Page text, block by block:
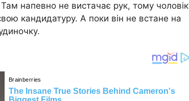
Там напевно не вистачає рук, тому чоловік
кандидатуру. А поки він не встане на